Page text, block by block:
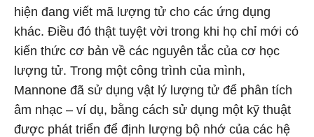
hiện đang viết mã lượng tử cho các ứng dụng
khác. Điều đó thật tuyệt vời trong khi họ chỉ mới có
kiến thức cơ bản về các nguyên tắc của cơ học
lượng tử. Trong một công trình của mình,
Mannone đã sử dụng vật lý lượng tử để phân tích
âm nhạc – ví dụ, bằng cách sử dụng một kỹ thuật
được phát triển để định lượng bộ nhớ của các hệ